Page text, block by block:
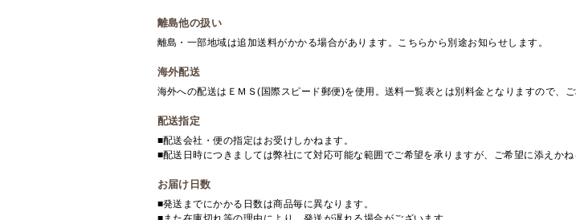
離島他の扱い
離島・一部地域は追加送料がかかる場合があります。こちらから別途お知らせします。
海外配送
海外への配送はＥＭＳ(国際スピード郵便)を使用。送料一覧表とは別料金となりますので、ご
配送指定
■配送会社・便の指定はお受けしかねます。
■配送日時につきましては弊社にて対応可能な範囲でご希望を承りますが、ご希望に添えか
お届け日数
■発送までにかかる日数は商品毎に異なります。